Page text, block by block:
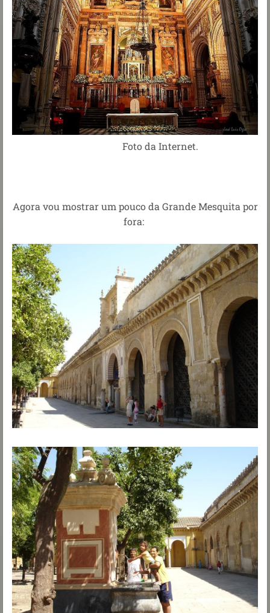
Foto da Internet.
Agora vou mostrar um pouco da Grande Mesquita por
fora: